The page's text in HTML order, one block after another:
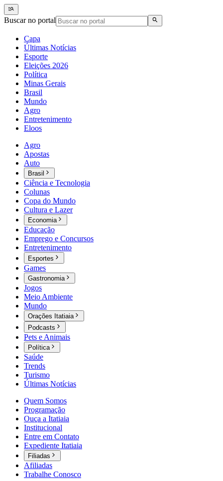
Buscar no portal
Capa
Últimas Notícias
Esporte
Eleições 2026
Política
Minas Gerais
Brasil
Mundo
Agro
Entretenimento
Eloos
Agro
Apostas
Auto
Brasil
Ciência e Tecnologia
Colunas
Copa do Mundo
Cultura e Lazer
Economia
Educação
Emprego e Concursos
Entretenimento
Esportes
Games
Gastronomia
Jogos
Meio Ambiente
Mundo
Orações Itatiaia
Podcasts
Pets e Animais
Política
Saúde
Trends
Turismo
Últimas Notícias
Quem Somos
Programação
Ouça a Itatiaia
Institucional
Entre em Contato
Expediente Itatiaia
Filiadas
Afiliadas
Trabalhe Conosco